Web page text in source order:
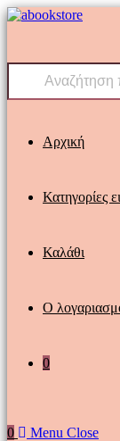
Skip
Products
Αρχική
Κατηγορίες
Καλάθι
Ο
0
0 Menu Close